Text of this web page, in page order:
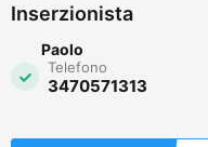
Inserzionista
Paolo
Telefono
3470571313